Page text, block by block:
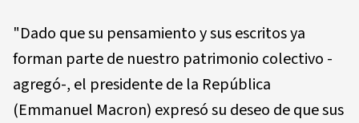
"Dado que su pensamiento y sus escritos ya
forman parte de nuestro patrimonio colectivo -
agregó-, el presidente de la República
(Emmanuel Macron) expresó su deseo de que sus